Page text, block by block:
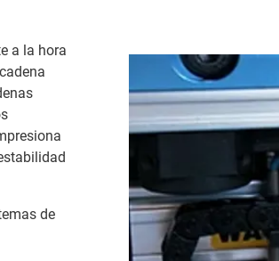
a la hora
de